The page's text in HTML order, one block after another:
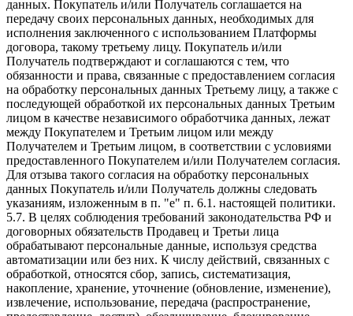
данных. Покупатель и/или Получатель соглашается на
передачу своих персональных данных, необходимых для
исполнения заключенного с использованием Платформы
договора, такому третьему лицу. Покупатель и/или
Получатель подтверждают и соглашаются с тем, что
обязанности и права, связанные с предоставлением согласия
на обработку персональных данных Третьему лицу, а также с
последующей обработкой их персональных данных Третьим
лицом в качестве независимого обработчика данных, лежат
между Покупателем и Третьим лицом или между
Получателем и Третьим лицом, в соответствии с условиями
предоставленного Покупателем и/или Получателем согласия.
Для отзыва такого согласия на обработку персональных
данных Покупатель и/или Получатель должны следовать
указаниям, изложенным в п. "e" п. 6.1. настоящей политики.
5.7. В целях соблюдения требований законодательства РФ и
договорных обязательств Продавец и Третьи лица
обрабатывают персональные данные, используя средства
автоматизации или без них. К числу действий, связанных с
обработкой, относятся сбор, запись, систематизация,
накопление, хранение, уточнение (обновление, изменение),
извлечение, использование, передача (распространение,